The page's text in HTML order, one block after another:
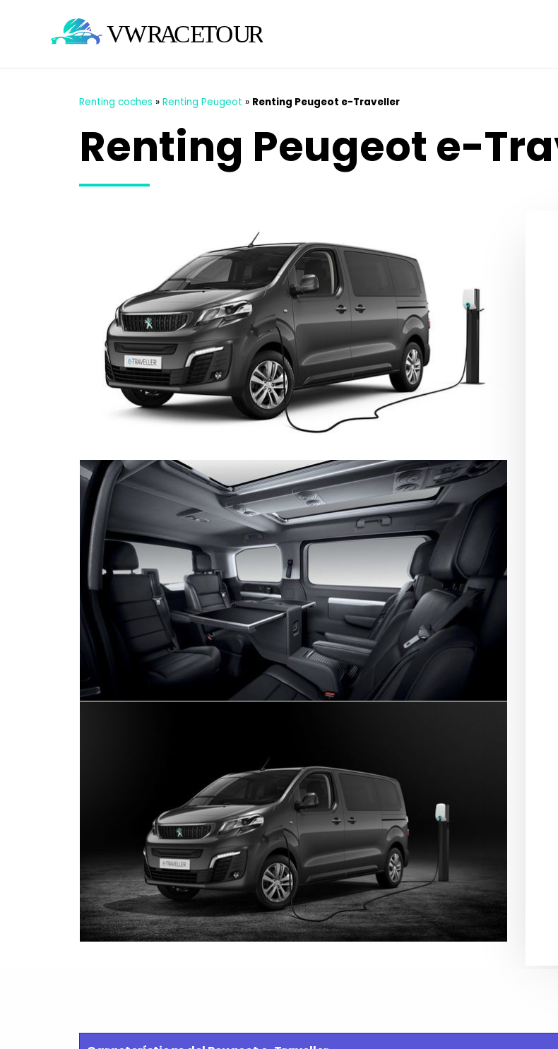
Renting coches » Renting Peugeot » Renting Peugeot e-Traveller
Renting Peugeot e-